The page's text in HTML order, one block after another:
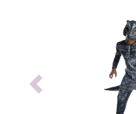
Previous